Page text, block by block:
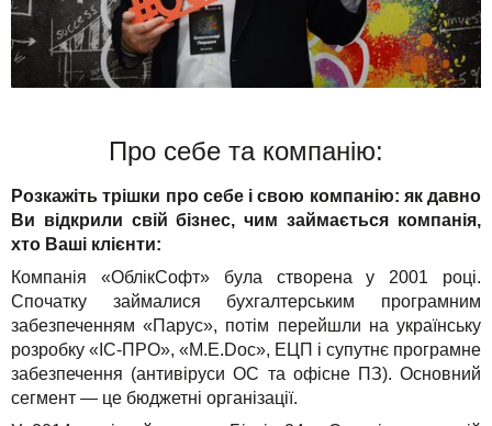
Свята
Акції
Про себе та компанію:
Розкажіть трішки про себе і свою компанію: як давно
Ви відкрили свій бізнес, чим займається компанія,
хто Ваші клієнти:
Компанія «ОблікСофт» була створена у 2001 році.
Спочатку займалися бухгалтерським програмним
забезпеченням «Парус», потім перейшли на українську
розробку «ІС-ПРО», «M.E.Doc», ЕЦП і супутнє програмне
забезпечення (антивіруси ОС та офісне ПЗ). Основний
сегмент — це бюджетні організації.